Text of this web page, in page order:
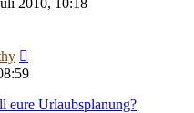
2010, 10:18
eure Urlaubsplanung?